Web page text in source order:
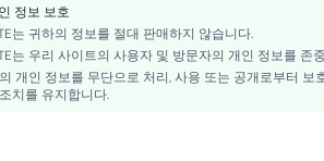
3피스 세트
웨딩, 휴가, 파티, 생일, 스포츠, 날짜, 사무
니트 패브릭
정보 보호
는 귀하의 정보를 절대 판매하지 않습니다.
는 우리 사이트의 사용자 및 방문자의 개인 정보를 존
개인 정보를 무단으로 처리, 사용 또는 공개로부터
치를 유지합니다.